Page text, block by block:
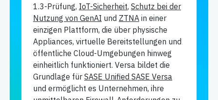
1.3-Prüfung, IoT-Sicherheit, Schutz bei der
Nutzung von GenAI und ZTNA in einer
einzigen Plattform, die über physische
Appliances, virtuelle Bereitstellungen und
öffentliche Cloud-Umgebungen hinweg
einheitlich funktioniert. Versa bildet die
Grundlage für SASE Unified SASE Versa
und ermöglicht es Unternehmen, ihre